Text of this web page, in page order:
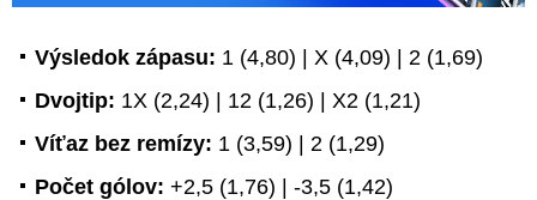
Výsledok zápasu: 1 (4,80) | X (4,09) | 2 (1,69)
Dvojtip: 1X (2,24) | 12 (1,26) | X2 (1,21)
Víťaz bez remízy: 1 (3,59) | 2 (1,29)
Počet gólov: +2,5 (1,76) | -3,5 (1,42)